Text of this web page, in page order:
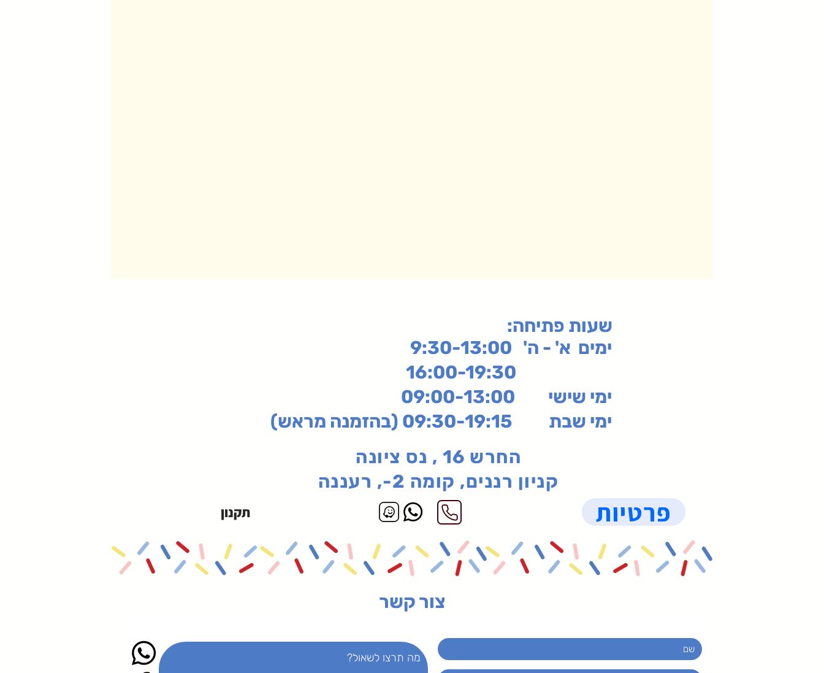
:שעות פתיחה
ימים א' - ה' 9:30-13:00
ימי שישי 09:00-13:00
ימי שבת 09:30-19:15 (בהזמנה מראש)
החרש 16 , נס ציונה
קניון רננים, קומה 2-, רעננה
תקנון פרטיות
צור קשר